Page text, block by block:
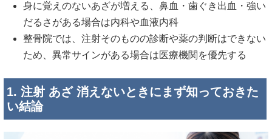
身に覚えのないあざが増える、鼻血・歯ぐき出血・強い
だるさがある場合は内科や血液内科
整骨院では、注射そのものの診断や薬の判断はできない
ため、異常サインがある場合は医療機関を優先する
1. 注射 あざ 消えないときにまず知っておきた
い結論